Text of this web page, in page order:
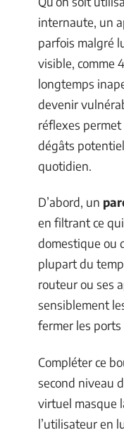
internaute, un
parfois malgré
visible, comme
longtemps
devenir
réflexes
dégâts
quotidien.
D’abord, un
en filtrant ce
domestique ou
plupart du
routeur ou ses
sensiblement
fermer les
Compléter ce
second niveau
virtuel masque
l’utilisateur en